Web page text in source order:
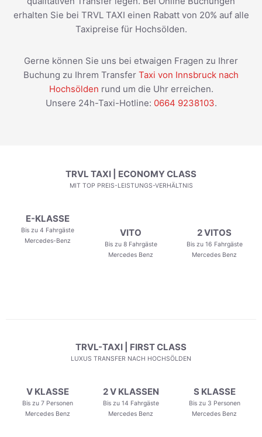
erhalten Sie bei TRVL TAXI einen Rabatt von 20% auf alle
Taxipreise für Hochsölden.
Gerne können Sie uns bei etwaigen Fragen zu Ihrer
Buchung zu Ihrem Transfer Taxi von Innsbruck nach
Hochsölden rund um die Uhr erreichen.
Unsere 24h-Taxi-Hotline: 0664 9238103.
TRVL TAXI | ECONOMY CLASS
MIT TOP PREIS-LEISTUNGS-VERHÄLTNIS
E-KLASSE
Bis zu 4 Fahrgäste
Mercedes-Benz
VITO
Bis zu 8 Fahrgäste
Mercedes Benz
2 VITOS
Bis zu 16 Fahrgäste
Mercedes Benz
TRVL-TAXI | FIRST CLASS
LUXUS TRANSFER NACH HOCHSÖLDEN
V KLASSE
Bis zu 7 Personen
Mercedes Benz
2 V KLASSEN
Bis zu 14 Fahrgäste
Mercedes Benz
S KLASSE
Bis zu 3 Personen
Mercedes Benz